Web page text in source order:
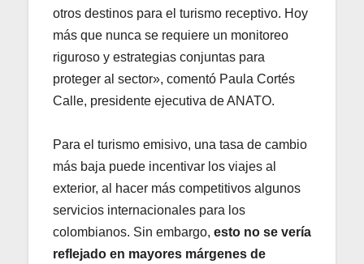
otros destinos para el turismo receptivo. Hoy
más que nunca se requiere un monitoreo
riguroso y estrategias conjuntas para
proteger al sector», comentó Paula Cortés
Calle, presidente ejecutiva de ANATO.
Para el turismo emisivo, una tasa de cambio
más baja puede incentivar los viajes al
exterior, al hacer más competitivos algunos
servicios internacionales para los
colombianos. Sin embargo, esto no se vería
reflejado en mayores márgenes de